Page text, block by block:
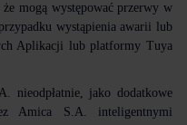
mogą występować przerwy w
wystąpienia awarii lub
Aplikacji lub platformy Tuya
nieodpłatnie, jako dodatkowe
Amica S.A. inteligentnymi